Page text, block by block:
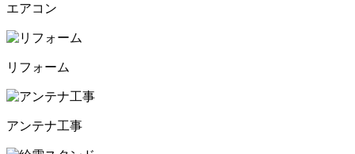
エアコン
リフォーム
アンテナ工事